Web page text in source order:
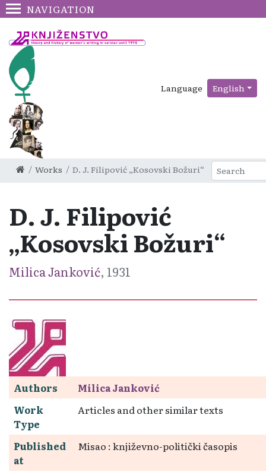
NAVIGATION
Language English
Works D. J. Filipović „Kosovski Božuri“
D. J. Filipović
„Kosovski Božuri“
Milica Janković, 1931
Authors
Milica Janković
Work
Type
Articles and other similar texts
Published
at
Misao : književno-politički časopis